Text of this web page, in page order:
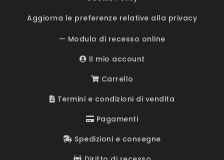
Aggiorna le preferenze relative alla privacy
— Modulo di recesso online
Il mio account
Carrello
Termini e condizioni di vendita
Pagamenti
Spedizioni e consegne